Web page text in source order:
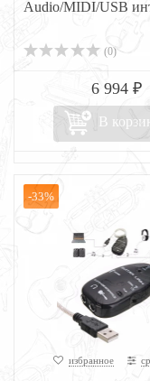
Audio/MIDI/USB
(0)
6 994 ₽
В
-33%
избранное